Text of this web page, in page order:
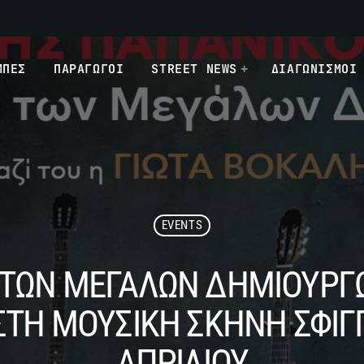
ΠΑΡΑΓΩΓΟΙ STREET NEWS ΔΙΑΓΩΝΙΣΜΟΙ
EVENTS
ΜΕΓΑΛΩΝ
ΜΟΥΣΙΚΗ ΣΚΗΝΗ